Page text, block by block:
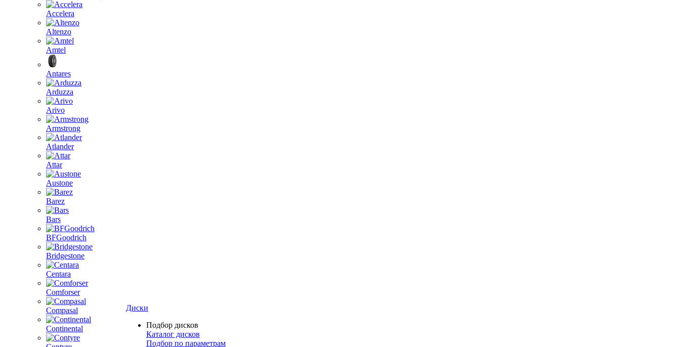
Accelera
Altenzo
Amtel
Antares
Arduzza
Arivo
Armstrong
Atlander
Attar
Austone
Barez
Bars
BFGoodrich
Bridgestone
Centara
Comforser
Compasal
Continental
Диски
Подбор дисков
Каталог дисков
Подбор по параметрам